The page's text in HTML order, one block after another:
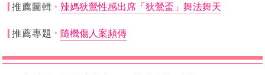
推薦圖輯 辣媽狄鶯性感出席「狄鶯盃」舞法舞天
推薦專題 隨機傷人案頻傳